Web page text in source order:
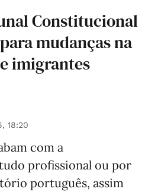
Constitucional
mudanças na
imigrantes
18:20
com a
profissional ou por
português, assim